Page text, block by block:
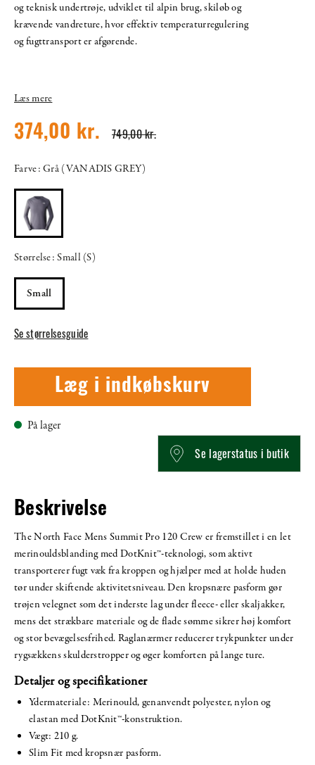
og teknisk undertrøje, udviklet til alpin brug, skiløb og
krævende vandreture, hvor effektiv temperaturregulering
og fugttransport er afgørende.
Læs mere
749,00 kr.
374,00 kr.
Farve: Grå (VANADIS GREY)
Størrelse: Small (S)
Small
Se størrelsesguide
Læg i indkøbskurv
På lager
Se lagerstatus i butik
Beskrivelse
The North Face Mens Summit Pro 120 Crew er fremstillet i en let
merinouldsblanding med DotKnit™-teknologi, som aktivt
transporterer fugt væk fra kroppen og hjælper med at holde huden
tør under skiftende aktivitetsniveau. Den kropsnære pasform gør
trøjen velegnet som det inderste lag under fleece- eller skaljakker,
mens det strækbare materiale og de flade sømme sikrer høj komfort
og stor bevægelsesfrihed. Raglanærmer reducerer trykpunkter under
rygsækkens skulderstropper og øger komforten på lange ture.
Detaljer og specifikationer
Ydermateriale: Merinould, genanvendt polyester, nylon og
elastan med DotKnit™-konstruktion.
Vægt: 210 g.
Slim Fit med kropsnær pasform.